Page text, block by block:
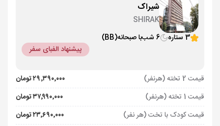
شیراک
SHIRAK
3 ستاره
6 شب با صبحانه(BB)
پیشنهاد الفبای سفر
قیمت 2 تخته (هرنفر)
۲۹٬۳۹۰٬۰۰۰ تومان
قیمت 1 تخته (هرنفر)
۳۷٬۹۹۰٬۰۰۰ تومان
قیمت کودک با تخت (هر نفر)
۲۳٬۶۹۰٬۰۰۰ تومان